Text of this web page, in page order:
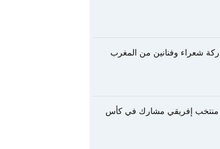
شعراء وفنانين من المغرب
منتخب إفريقي مشارك في كأس